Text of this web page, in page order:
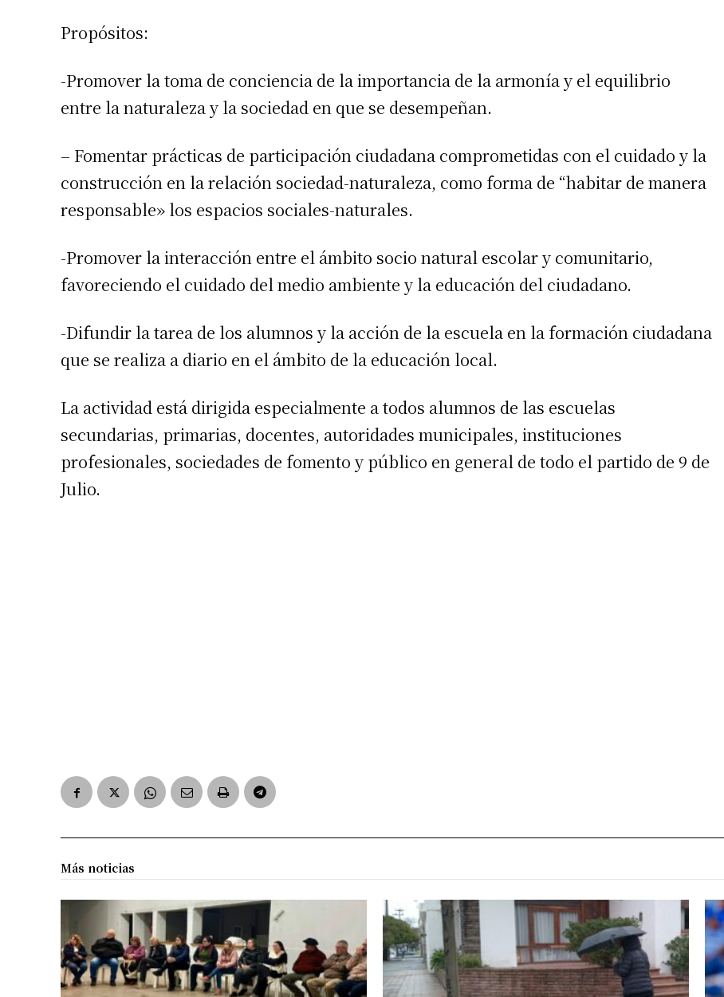
Propósitos:
-Promover la toma de conciencia de la importancia de la armonía y el equilibrio
entre la naturaleza y la sociedad en que se desempeñan.
– Fomentar prácticas de participación ciudadana comprometidas con el cuidado y la
construcción en la relación sociedad-naturaleza, como forma de “habitar de manera
responsable» los espacios sociales-naturales.
-Promover la interacción entre el ámbito socio natural escolar y comunitario,
favoreciendo el cuidado del medio ambiente y la educación del ciudadano.
-Difundir la tarea de los alumnos y la acción de la escuela en la formación ciudadana
que se realiza a diario en el ámbito de la educación local.
La actividad está dirigida especialmente a todos alumnos de las escuelas
secundarias, primarias, docentes, autoridades municipales, instituciones
profesionales, sociedades de fomento y público en general de todo el partido de 9 de
Julio.
Más noticias